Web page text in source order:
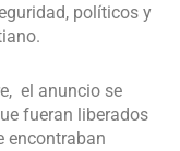
políticos y
el anuncio se
fueran liberados
encontraban